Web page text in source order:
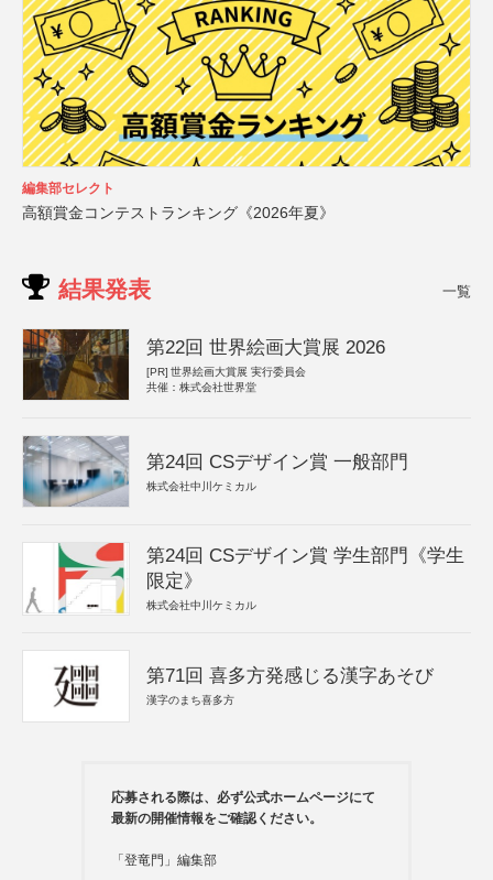
編集部セレクト
高額賞金コンテストランキング《2026年夏》
結果発表 一覧
第22回 世界絵画大賞展 2026
[PR] 世界絵画大賞展 実行委員会
共催：株式会社世界堂
第24回 CSデザイン賞 一般部門
株式会社中川ケミカル
第24回 CSデザイン賞 学生部門《学生
限定》
株式会社中川ケミカル
第71回 喜多方発感じる漢字あそび
漢字のまち喜多方
応募される際は、必ず公式ホームページにて
最新の開催情報をご確認ください。
「登竜門」編集部